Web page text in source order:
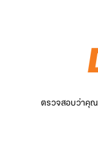
ตรวจสอบว่าคุณ